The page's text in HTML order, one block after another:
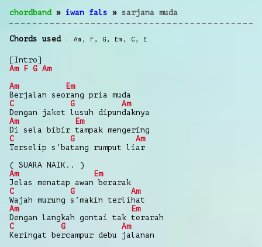
chordband» iwan fals » sarjana muda
Chords used Am , F , G , Em , C , E
[Intro]
Am
F G Am
Am
Em
Berjalan seorang pria muda
C
G
Am
Dengan jaket lusuh dipundaknya
Am
Em
Di sela bibir tampak mengering
C
G
Am
Terselip s’batang rumput liar
( SUARA NAIK.. )
Am
Em
Jelas menatap awan berarak
C
G
Am
Wajah murung s’makin terlihat
Am
Em
Dengan langkah gontai tak terarah
C
G
Am
Keringat bercampur debu jalanan